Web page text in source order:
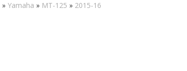
» Yamaha » MT-125 » 2015-16